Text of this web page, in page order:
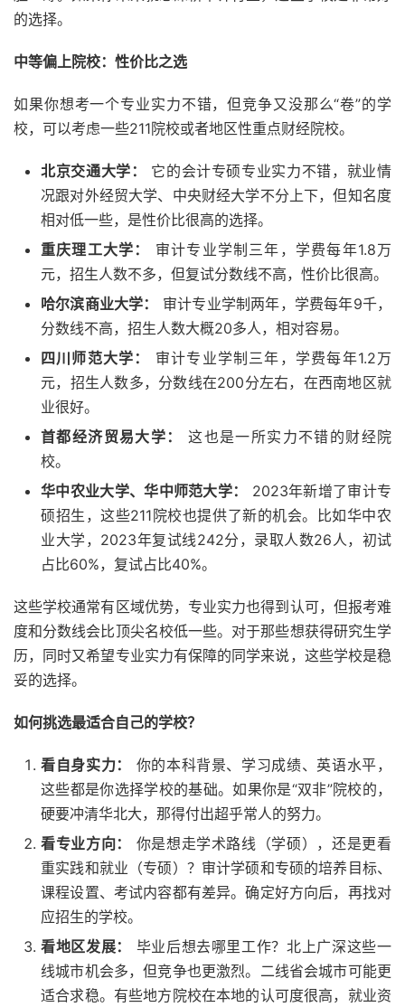
的选择。
中等偏上院校：性价比之选
如果你想考一个专业实力不错，但竞争又没那么“卷”的学
校，可以考虑一些211院校或者地区性重点财经院校。
北京交通大学：
它的会计专硕专业实力不错，就业情
况跟对外经贸大学、中央财经大学不分上下，但知名度
相对低一些，是性价比很高的选择。
重庆理工大学：
审计专业学制三年，学费每年1.8万
元，招生人数不多，但复试分数线不高，性价比很高。
哈尔滨商业大学：
审计专业学制两年，学费每年9千，
分数线不高，招生人数大概20多人，相对容易。
四川师范大学：
审计专业学制三年，学费每年1.2万
元，招生人数多，分数线在200分左右，在西南地区就
业很好。
首都经济贸易大学：
这也是一所实力不错的财经院
校。
华中农业大学、华中师范大学：
2023年新增了审计专
硕招生，这些211院校也提供了新的机会。比如华中农
业大学，2023年复试线242分，录取人数26人，初试
占比60%，复试占比40%。
这些学校通常有区域优势，专业实力也得到认可，但报考难
度和分数线会比顶尖名校低一些。对于那些想获得研究生学
历，同时又希望专业实力有保障的同学来说，这些学校是稳
妥的选择。
如何挑选最适合自己的学校？
看自身实力：
你的本科背景、学习成绩、英语水平，
这些都是你选择学校的基础。如果你是“双非”院校的，
硬要冲清华北大，那得付出超乎常人的努力。
看专业方向：
你是想走学术路线（学硕），还是更看
重实践和就业（专硕）？审计学硕和专硕的培养目标、
课程设置、考试内容都有差异。确定好方向后，再找对
应招生的学校。
看地区发展：
毕业后想去哪里工作？北上广深这些一
线城市机会多，但竞争也更激烈。二线省会城市可能更
适合求稳。有些地方院校在本地的认可度很高，就业资